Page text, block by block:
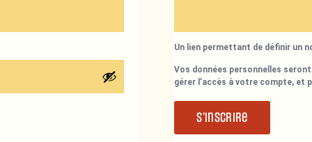
Un lien permettant de définir un
Vos données personnelles
gérer l’accès à votre compte, et
S’inscrire